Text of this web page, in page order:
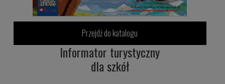
Przejdź do katalogu
Informator turystyczny
dla szkół